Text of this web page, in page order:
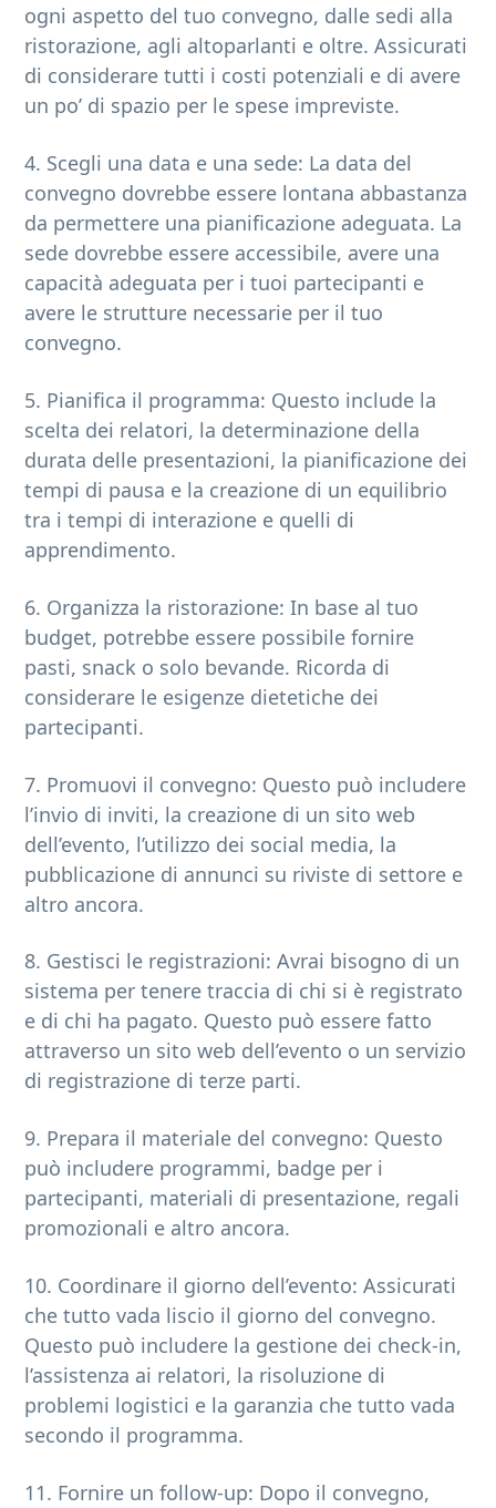
ogni aspetto del tuo convegno, dalle sedi alla
ristorazione, agli altoparlanti e oltre. Assicurati
di considerare tutti i costi potenziali e di avere
un po’ di spazio per le spese impreviste.
4. Scegli una data e una sede: La data del
convegno dovrebbe essere lontana abbastanza
da permettere una pianificazione adeguata. La
sede dovrebbe essere accessibile, avere una
capacità adeguata per i tuoi partecipanti e
avere le strutture necessarie per il tuo
convegno.
5. Pianifica il programma: Questo include la
scelta dei relatori, la determinazione della
durata delle presentazioni, la pianificazione dei
tempi di pausa e la creazione di un equilibrio
tra i tempi di interazione e quelli di
apprendimento.
6. Organizza la ristorazione: In base al tuo
budget, potrebbe essere possibile fornire
pasti, snack o solo bevande. Ricorda di
considerare le esigenze dietetiche dei
partecipanti.
7. Promuovi il convegno: Questo può includere
l’invio di inviti, la creazione di un sito web
dell’evento, l’utilizzo dei social media, la
pubblicazione di annunci su riviste di settore e
altro ancora.
8. Gestisci le registrazioni: Avrai bisogno di un
sistema per tenere traccia di chi si è registrato
e di chi ha pagato. Questo può essere fatto
attraverso un sito web dell’evento o un servizio
di registrazione di terze parti.
9. Prepara il materiale del convegno: Questo
può includere programmi, badge per i
partecipanti, materiali di presentazione, regali
promozionali e altro ancora.
10. Coordinare il giorno dell’evento: Assicurati
che tutto vada liscio il giorno del convegno.
Questo può includere la gestione dei check-in,
l’assistenza ai relatori, la risoluzione di
problemi logistici e la garanzia che tutto vada
secondo il programma.
11. Fornire un follow-up: Dopo il convegno,